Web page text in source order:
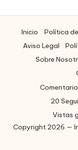
Inicio Política
Aviso Legal
Sobre
20
Vistas
Copyright 2026 —